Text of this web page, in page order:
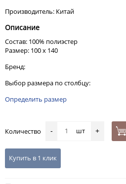
Производитель: Китай
Описание
Состав: 100% полиэстер
Размер: 100 х 140
Бренд:
Выбор размера по столбцу:
Определить размер
Количество - шт +
Купить в 1 клик